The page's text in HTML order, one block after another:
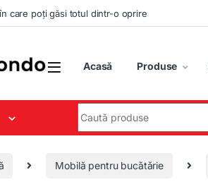
care poți găsi totul dintr-o oprire
Acasă Produse
Mobilă pentru bucătărie